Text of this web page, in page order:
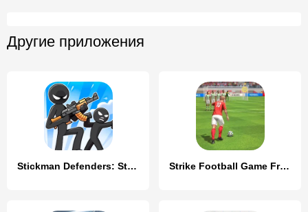
Другие приложения
Stickman Defenders: Stick War Strike Football Game FreeKick